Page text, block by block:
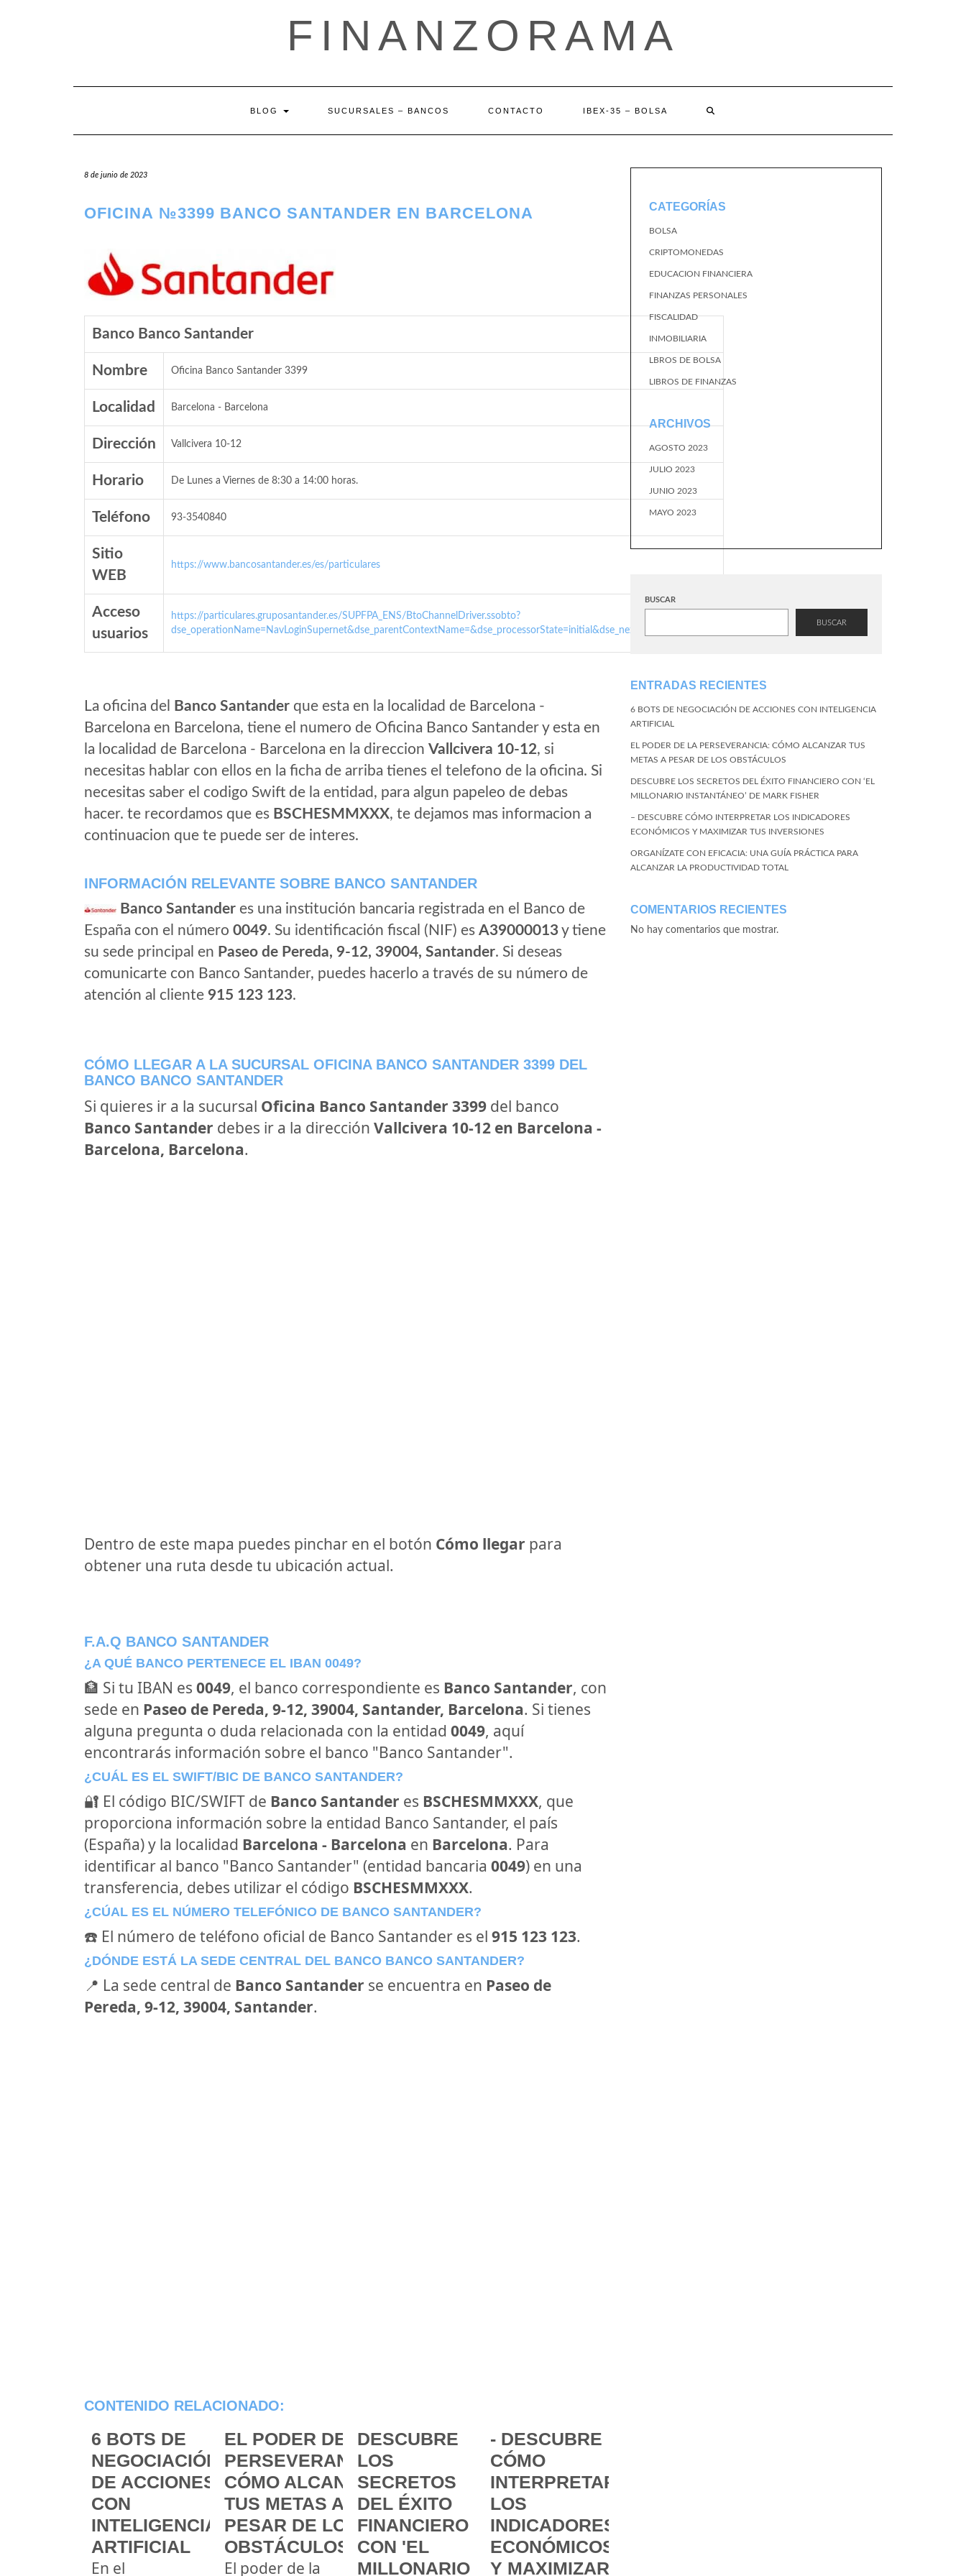
FINANZORAMA
BLOG SUCURSALES – BANCOS CONTACTO IBEX-35 – BOLSA
8 de junio de 2023
OFICINA №3399 BANCO SANTANDER EN BARCELONA
Banco Banco Santander
Nombre Oficina Banco Santander 3399
Localidad Barcelona - Barcelona
Dirección Vallcivera 10-12
Horario De Lunes a Viernes de 8:30 a 14:00 horas.
Teléfono 93-3540840
Sitio
WEB
https://www.bancosantander.es/es/particulares
Acceso
usuarios
https://particulares.gruposantander.es/SUPFPA_ENS/BtoChannelDriver.ssobto?
dse_operationName=NavLoginSupernet&dse_parentContextName=&dse_processorState=initial&dse_nextEventName=start
La oficina del Banco Santander que esta en la localidad de Barcelona -
Barcelona en Barcelona, tiene el numero de Oficina Banco Santander y esta en
la localidad de Barcelona - Barcelona en la direccion Vallcivera 10-12, si
necesitas hablar con ellos en la ficha de arriba tienes el telefono de la oficina. Si
necesitas saber el codigo Swift de la entidad, para algun papeleo de debas
hacer. te recordamos que es BSCHESMMXXX, te dejamos mas informacion a
continuacion que te puede ser de interes.
INFORMACIÓN RELEVANTE SOBRE BANCO SANTANDER
Banco Santander es una institución bancaria registrada en el Banco de
España con el número 0049. Su identificación fiscal (NIF) es A39000013y tiene
su sede principal en Paseo de Pereda, 9-12, 39004, Santander. Si deseas
comunicarte con Banco Santander, puedes hacerlo a través de su número de
atención al cliente 915 123 123.
CÓMO LLEGAR A LA SUCURSAL OFICINA BANCO SANTANDER 3399 DEL
BANCO BANCO SANTANDER
Si quieres ir a la sucursal Oficina Banco Santander 3399 del banco
Banco Santander debes ir a la dirección Vallcivera 10-12 en Barcelona -
Barcelona, Barcelona.
Dentro de este mapa puedes pinchar en el botón Cómo llegar para
obtener una ruta desde tu ubicación actual.
F.A.Q BANCO SANTANDER
¿A QUÉ BANCO PERTENECE EL IBAN 0049?
🏦 Si tu IBAN es 0049, el banco correspondiente es Banco Santander, con
sede en Paseo de Pereda, 9-12, 39004, Santander, Barcelona. Si tienes
alguna pregunta o duda relacionada con la entidad 0049, aquí
encontrarás información sobre el banco "Banco Santander".
¿CUÁL ES EL SWIFT/BIC DE BANCO SANTANDER?
🔐 El código BIC/SWIFT de Banco Santander es BSCHESMMXXX, que
proporciona información sobre la entidad Banco Santander, el país
(España) y la localidad Barcelona - Barcelona en Barcelona. Para
identificar al banco "Banco Santander" (entidad bancaria 0049) en una
transferencia, debes utilizar el código BSCHESMMXXX.
¿CÚAL ES EL NÚMERO TELEFÓNICO DE BANCO SANTANDER?
☎️ El número de teléfono oficial de Banco Santander es el 915 123 123.
¿DÓNDE ESTÁ LA SEDE CENTRAL DEL BANCO BANCO SANTANDER?
📍 La sede central de Banco Santander se encuentra en Paseo de
Pereda, 9-12, 39004, Santander.
CONTENIDO RELACIONADO:
6 BOTS DE
NEGOCIACIÓN
DE ACCIONES
CON
INTELIGENCIA
ARTIFICIAL
En el
EL PODER DE LA
PERSEVERANCIA:
CÓMO ALCANZAR
TUS METAS A
PESAR DE LOS
OBSTÁCULOS
El poder de la
DESCUBRE
LOS
SECRETOS
DEL ÉXITO
FINANCIERO
CON 'EL
MILLONARIO
- DESCUBRE
CÓMO
INTERPRETAR
LOS
INDICADORES
ECONÓMICOS
Y MAXIMIZAR
CATEGORÍAS
BOLSA
CRIPTOMONEDAS
EDUCACION FINANCIERA
FINANZAS PERSONALES
FISCALIDAD
INMOBILIARIA
LBROS DE BOLSA
LIBROS DE FINANZAS
ARCHIVOS
AGOSTO 2023
JULIO 2023
JUNIO 2023
MAYO 2023
BUSCAR
BUSCAR
ENTRADAS RECIENTES
6 BOTS DE NEGOCIACIÓN DE ACCIONES CON INTELIGENCIA
ARTIFICIAL
EL PODER DE LA PERSEVERANCIA: CÓMO ALCANZAR TUS
METAS A PESAR DE LOS OBSTÁCULOS
DESCUBRE LOS SECRETOS DEL ÉXITO FINANCIERO CON ‘EL
MILLONARIO INSTANTÁNEO’ DE MARK FISHER
– DESCUBRE CÓMO INTERPRETAR LOS INDICADORES
ECONÓMICOS Y MAXIMIZAR TUS INVERSIONES
ORGANÍZATE CON EFICACIA: UNA GUÍA PRÁCTICA PARA
ALCANZAR LA PRODUCTIVIDAD TOTAL
COMENTARIOS RECIENTES
No hay comentarios que mostrar.